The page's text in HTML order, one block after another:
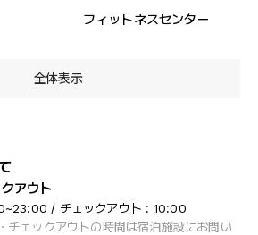
フィットネスセンター
全体表示
アウト
/ チェックアウト : 10:00
チェックアウトの時間は宿泊施設にお問い